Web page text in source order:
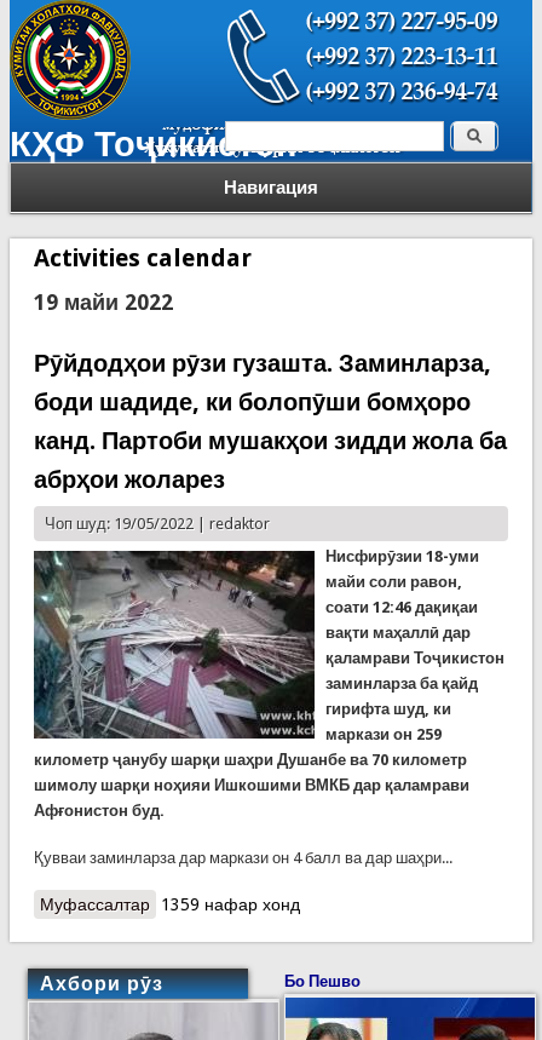
КҲФ Тоҷикистон
Навигация
Форма поиска Поиск
Activities calendar
19 майи 2022
Рӯйдодҳои рӯзи гузашта. Заминларза,
боди шадиде, ки болопӯши бомҳоро
канд. Партоби мушакҳои зидди жола ба
абрҳои жоларез
Чоп шуд: 19/05/2022 | redaktor
Нисфирӯзии 18-уми
майи соли равон,
соати 12:46 дақиқаи
вақти маҳаллӣ дар
қаламрави Тоҷикистон
заминларза ба қайд
гирифта шуд, ки
маркази он 259
километр ҷанубу шарқи шаҳри Душанбе ва 70 километр
шимолу шарқи ноҳияи Ишкошими ВМКБ дар қаламрави
Афғонистон буд.
Қувваи заминларза дар маркази он 4 балл ва дар шаҳри...
Муфассалтаро Рӯйдодҳои рӯзи гузашта. Заминларза, боди
1359 нафар хонд
Ахбори рӯз Бо Пешво